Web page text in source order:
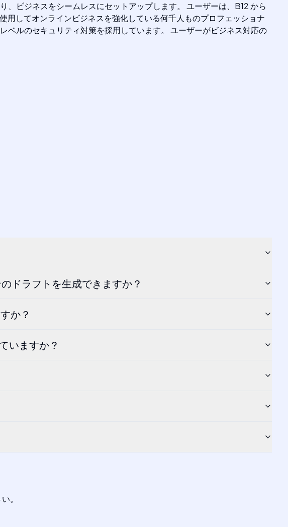
ビジネスをシームレスにセットアップします。 ユーザーは、B12 から
してオンラインビジネスを強化している何千人ものプロフェッショナ
ベルのセキュリティ対策を採用しています。 ユーザーがビジネス対応の
ドラフトを生成できますか？
か？
いますか？
。